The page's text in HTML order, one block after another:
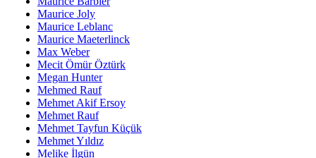
Maurice Joly
Maurice Leblanc
Maurice Maeterlinck
Max Weber
Mecit Ömür Öztürk
Megan Hunter
Mehmed Rauf
Mehmet Akif Ersoy
Mehmet Rauf
Mehmet Tayfun Küçük
Mehmet Yıldız
Melike İlgün